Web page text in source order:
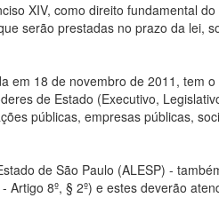
XIV, como direito fundamental
serão prestadas no prazo da lei,
em 18 de novembro de 2011, tem
de Estado (Executivo,
públicas, empresas públicas,
de São Paulo (ALESP) -
8º, § 2º) e estes deverão